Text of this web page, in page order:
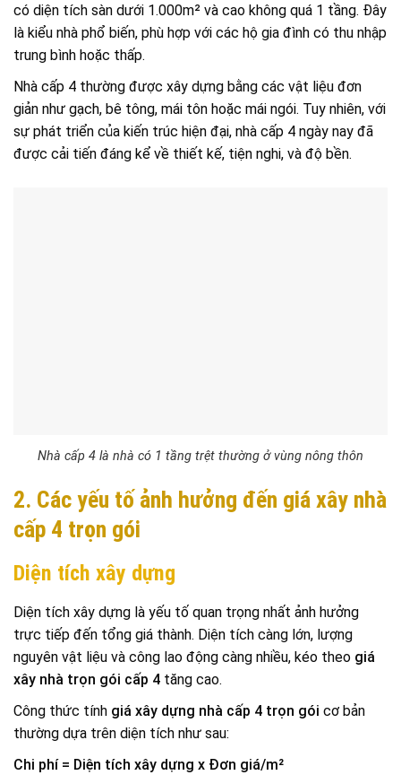
có diện tích sàn dưới 1.000m² và cao không quá 1 tầng. Đây
là kiểu nhà phổ biến, phù hợp với các hộ gia đình có thu nhập
trung bình hoặc thấp.
Nhà cấp 4 thường được xây dựng bằng các vật liệu đơn
giản như gạch, bê tông, mái tôn hoặc mái ngói. Tuy nhiên, với
sự phát triển của kiến trúc hiện đại, nhà cấp 4 ngày nay đã
được cải tiến đáng kể về thiết kế, tiện nghi, và độ bền.
Nhà cấp 4 là nhà có 1 tầng trệt thường ở vùng nông thôn
2. Các yếu tố ảnh hưởng đến giá xây nhà
cấp 4 trọn gói
Diện tích xây dựng
Diện tích xây dựng là yếu tố quan trọng nhất ảnh hưởng
trực tiếp đến tổng giá thành. Diện tích càng lớn, lượng
nguyên vật liệu và công lao động càng nhiều, kéo theo giá
xây nhà trọn gói cấp 4 tăng cao.
Công thức tính giá xây dựng nhà cấp 4 trọn gói cơ bản
thường dựa trên diện tích như sau:
Chi phí = Diện tích xây dựng x Đơn giá/m²